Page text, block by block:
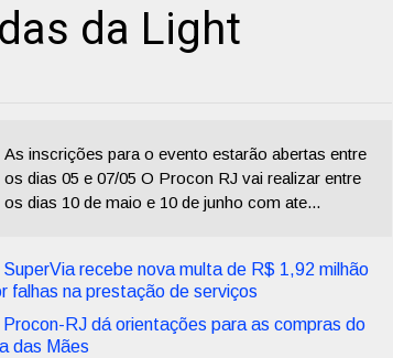
da Light
As inscrições para o evento estarão abertas entre
os dias 05 e 07/05 O Procon RJ vai realizar entre
os dias 10 de maio e 10 de junho com ate...
SuperVia recebe nova multa de R$ 1,92 milhão
falhas na prestação de serviços
Procon-RJ dá orientações para as compras do
das Mães